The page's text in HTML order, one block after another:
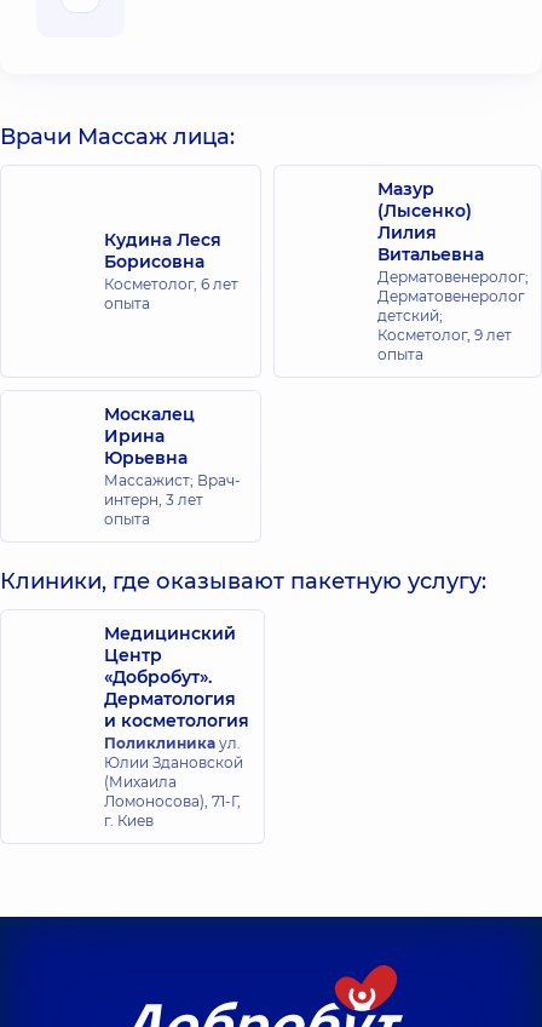
Врачи Массаж лица:
Кудина Леся
Борисовна
Косметолог, 6 лет
опыта
Мазур
(Лысенко)
Лилия
Витальевна
Дерматовенеролог;
Дерматовенеролог
детский;
Косметолог, 9 лет
опыта
Москалец
Ирина
Юрьевна
Массажист; Врач-
интерн, 3 лет
опыта
Клиники, где оказывают пакетную услугу:
Медицинский
Центр
«Добробут».
Дерматология
и косметология
Поликлиника ул.
Юлии Здановской
(Михаила
Ломоносова), 71-Г,
г. Киев